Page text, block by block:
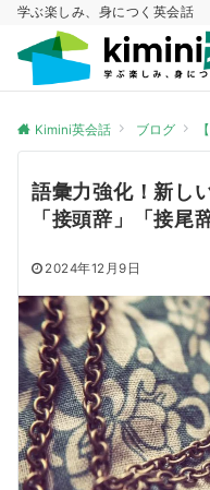
学ぶ楽しみ、身につく英会話
Kimini英会話 ブログ
語彙力強化！新し
「接頭辞」「接尾
2024年12月9日